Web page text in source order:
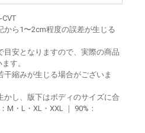
ら1〜2cm程度の誤差が生じる
安となりますので、実際の商品
す。
縮みが生じる場合がございま
し、版下はボディのサイズに合
M・L・XL・XXL ｜ 90%：